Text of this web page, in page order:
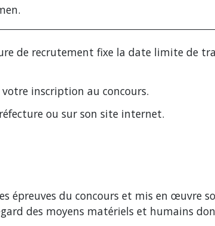
de recrutement fixe la date limite de
inscription au concours.
ou sur son site internet.
épreuves du concours et mis en œuvre
des moyens matériels et humains